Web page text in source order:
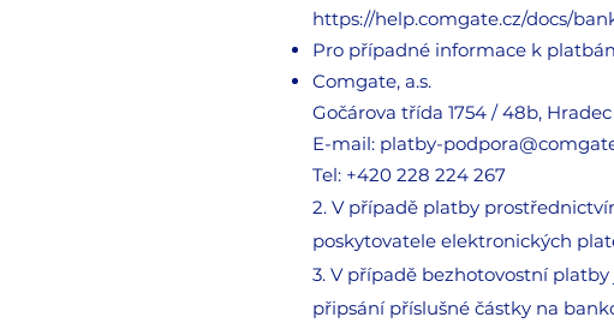
https://help.comgate.cz/docs/
Pro případné informace k
Comgate, a.s.
Gočárova třída 1754 / 48b,
E-mail: platby-
Tel: +420 228 224 267
2. V případě platby
poskytovatele elektronických
3. V případě bezhotovostní
připsání příslušné částky na